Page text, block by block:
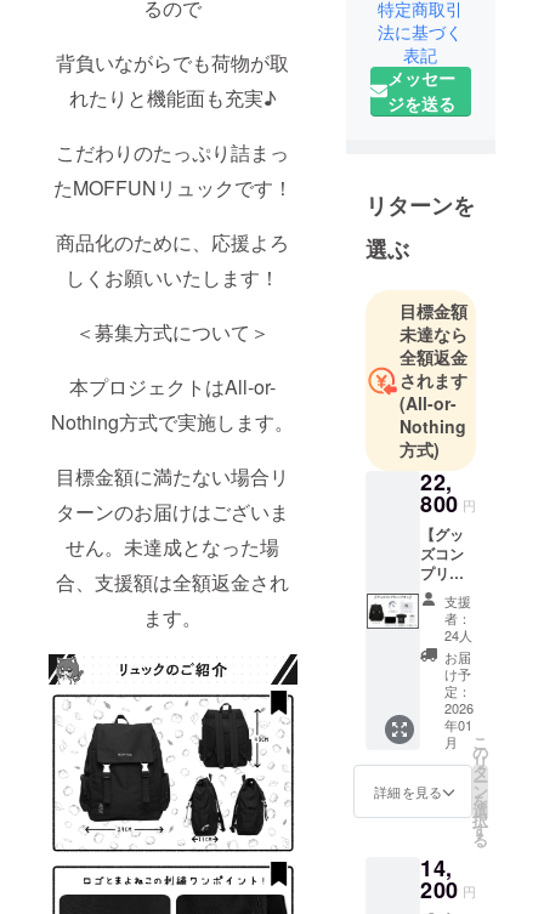
るので
背負いながらでも荷物が取
れたりと機能面も充実♪
こだわりのたっぷり詰まっ
たMOFFUNリュックです！
商品化のために、応援よろ
しくお願いいたします！
＜募集方式について＞
本プロジェクトはAll-or-
Nothing方式で実施します。
目標金額に満たない場合リ
ターンのお届けはございま
せん。未達成となった場
合、支援額は全額返金され
ます。
株式会社
CAMPFIRE
の商品企画
チームで
す。
ングでの商
目指して、
ターとのコ
ラボ企画や
自社オリジ
ナルのアイ
テム企画を
行ってま
す。
◾️営業日のご
営業時間：
平日 10:00〜
18:00 (土日
祝、年末年
※お問い合わ
せから3営業
日以内にご
返信させて
いただきま
※ ご質問に
よってはお
特定商取引
法に基づく
表記
メッセー
ジを送る
リターンを
選ぶ
目標金額
未達なら
全額返金
されます
(All-or-
Nothing
方式)
22,
800 円
【グッ
ズコン
プリー
トプラ
ン】 ・
リュッ
ク 1点
・ぷに
缶 1点
・クリ
アポー
チ 1点
・デス
クマッ
ト 1点
シャ
ツ 1点
・記念
支援
者：
24人
お届
け予
定：
2026
年01
月
詳細を見る
こ
の
リ
タ
ー
ン
を
選
択
す
る
14,
200 円